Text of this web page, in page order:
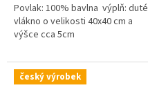
Povlak: 100% bavlna výplň: duté
vlákno o velikosti 40x40 cm a
výšce cca 5cm
český výrobek